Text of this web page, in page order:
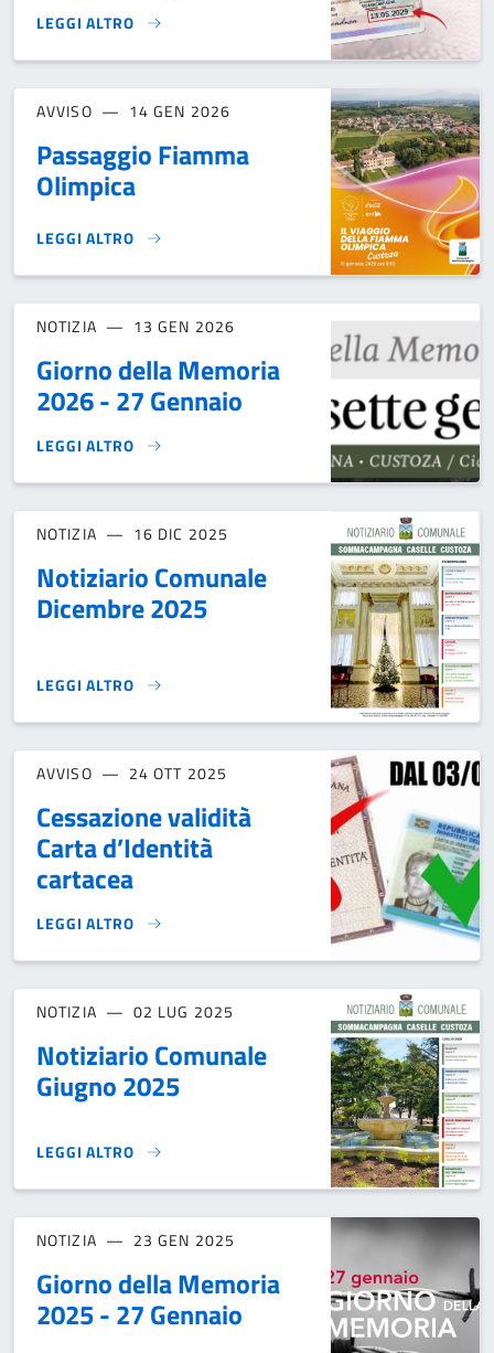
LEGGI ALTRO
CARTE DI IDENTITÀ: VERIFICA LA VALIDITÀ DEL TUO
AVVISO 14 GEN 2026
Passaggio Fiamma
Olimpica
LEGGI ALTRO
PASSAGGIO FIAMMA OLIMPICA}
NOTIZIA 13 GEN 2026
Giorno della Memoria
2026 - 27 Gennaio
LEGGI ALTRO
GIORNO DELLA MEMORIA 2026 - 27 GENNAIO}
NOTIZIA 16 DIC 2025
Notiziario Comunale
Dicembre 2025
LEGGI ALTRO
NOTIZIARIO COMUNALE DICEMBRE 2025}
AVVISO 24 OTT 2025
Cessazione validità
Carta d’Identità
cartacea
LEGGI ALTRO
CESSAZIONE VALIDITÀ CARTA D’IDENTITÀ CARTACEA}
NOTIZIA 02 LUG 2025
Notiziario Comunale
Giugno 2025
LEGGI ALTRO
NOTIZIARIO COMUNALE GIUGNO 2025}
NOTIZIA 23 GEN 2025
Giorno della Memoria
2025 - 27 Gennaio